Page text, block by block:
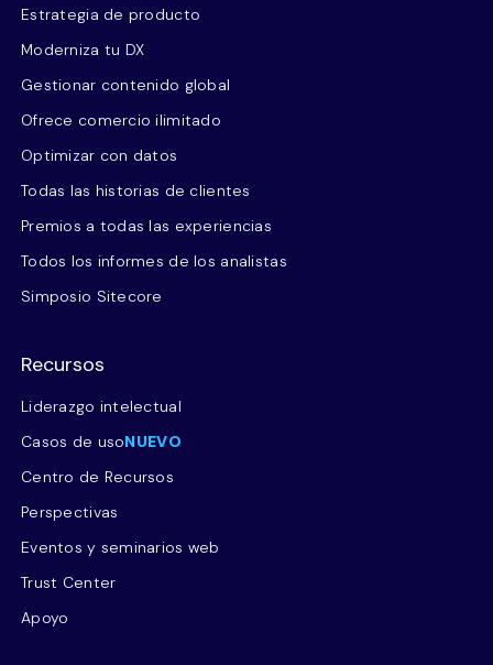
Estrategia de producto
Moderniza tu DX
Gestionar contenido global
Ofrece comercio ilimitado
Optimizar con datos
Todas las historias de clientes
Premios a todas las experiencias
Todos los informes de los analistas
Simposio Sitecore
Recursos
Liderazgo intelectual
Casos de usoNUEVO
Centro de Recursos
Perspectivas
Eventos y seminarios web
Trust Center
Apoyo